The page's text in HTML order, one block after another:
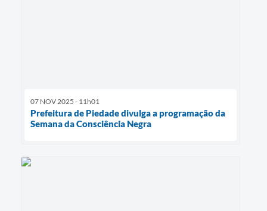
07 NOV 2025 - 11h01
Prefeitura de Piedade divulga a programação da
Semana da Consciência Negra